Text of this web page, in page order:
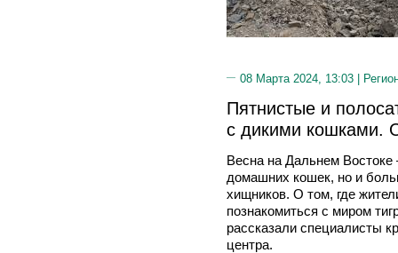
08 Марта 2024, 13:03 |
Пятнистые и
с дикими кошками.
Весна на Дальнем Востоке
домашних кошек, но и
хищников. О том, где
познакомиться с миром
рассказали специалисты
центра.